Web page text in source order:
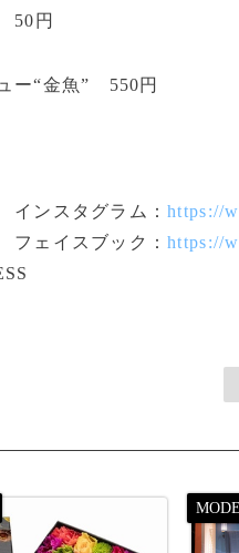
50円
ー“金魚” 550円
インスタグラム：https://
フェイスブック：https://